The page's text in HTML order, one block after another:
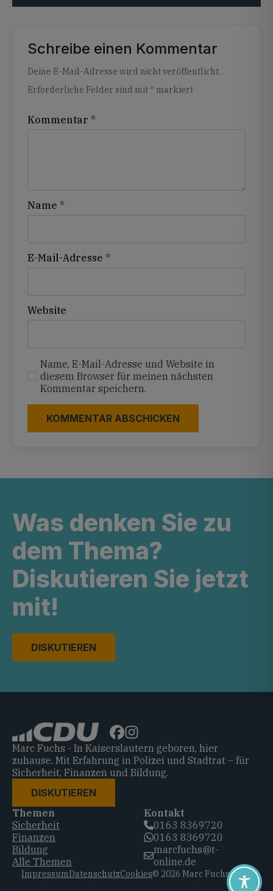
Schreibe einen Kommentar
Deine E-Mail-Adresse wird nicht veröffentlicht.
Erforderliche Felder sind mit * markiert
Kommentar *
Name *
E-Mail-Adresse *
Website
Name, E-Mail-Adresse und Website in
diesem Browser für meinen nächsten
Kommentar speichern.
Alternative:
Was denken Sie zu
dem Thema?
Diskutieren Sie jetzt
mit!
DISKUTIEREN
Marc Fuchs - In Kaiserslautern geboren, hier
zuhause. Mit Erfahrung in Polizei und Stadtrat – für
Sicherheit, Finanzen und Bildung.
DISKUTIEREN
Themen
Sicherheit
Finanzen
Bildung
Alle Themen
Kontakt
0163 8369720‬
0163 8369720‬
marcfuchs@t-
online.de
ImpressumDatenschutzCookies© 2026 Marc Fuchs, CDU